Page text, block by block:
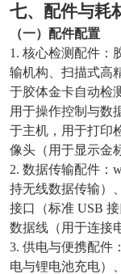
七、配件与耗
（一）配件配置
1. 核心检测配件：
输机构、扫描式高
于胶体金卡自动检
用于操作控制与数
于主机，用于打印
像头（用于显示金
2. 数据传输配件：
持无线数据传输）
接口（标准 USB
数据线（用于连接
3. 供电与便携配件
电与锂电池充电）